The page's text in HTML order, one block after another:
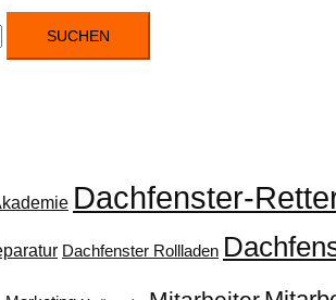
Dachfenster-
Dachfenster Rollladen